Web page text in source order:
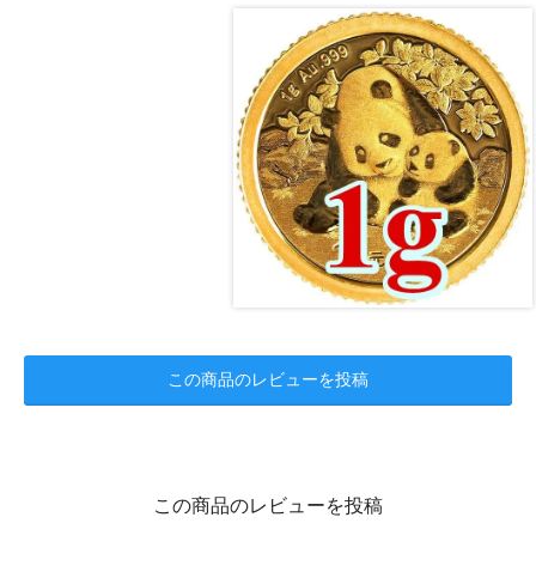
この商品のレビューを投稿
この商品のレビューを投稿